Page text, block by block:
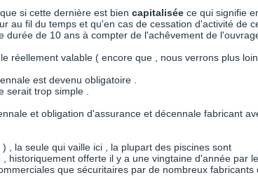
si cette dernière est bien capitalisée ce qui signifie
au fil du temps et qu'en cas de cessation d'activité de
de 10 ans à compter de l'achêvement de l'ouvrage
réellement valable ( encore que , nous verrons plus
est devenu obligatoire .
trop simple .
et obligation d'assurance et décennale fabricant
, la seule qui vaille ici , la plupart des piscines sont
, historiquement offerte il y a une vingtaine d'année par le
que sécuritaires par de nombreux fabricants